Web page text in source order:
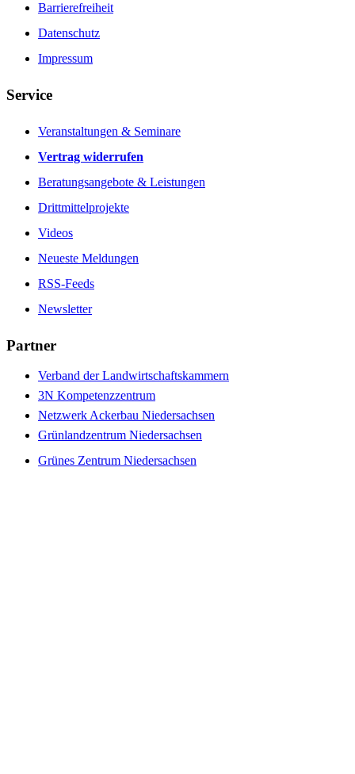
Barrierefreiheit
Datenschutz
Impressum
Service
Veranstaltungen & Seminare
Vertrag widerrufen
Beratungsangebote & Leistungen
Drittmittelprojekte
Videos
Neueste Meldungen
RSS-Feeds
Newsletter
Partner
Verband der Landwirtschaftskammern
3N Kompetenzzentrum
Netzwerk Ackerbau Niedersachsen
Grünlandzentrum Niedersachsen
Grünes Zentrum Niedersachsen